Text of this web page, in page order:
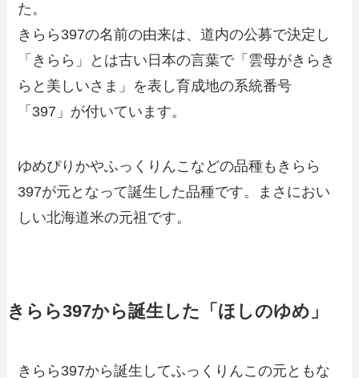
た。
きらら397の名前の由来は、道内の公募で決定し
「きらら」とは古い日本の言葉で「雲母がきらき
らと美しいさま」を表し育成地の系統番号
「397」が付いています。
ゆめぴりかやふっくりんこなどの品種もきらら
397が元となって誕生した品種です。まさにおい
しい北海道米の元祖です。
きらら397から誕生した「ほしのゆめ」
きらら397から誕生してふっくりんこの元ともな